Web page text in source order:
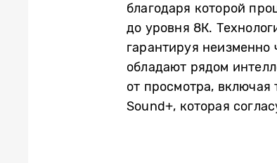
благодаря которой
до уровня 8К.
гарантируя
обладают рядом
от просмотра,
Sound+, которая